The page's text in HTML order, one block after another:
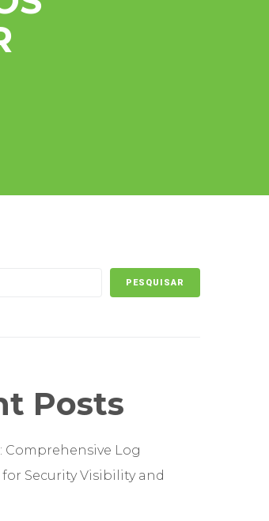
PESQUISAR
Posts
Comprehensive Log
Security Visibility and